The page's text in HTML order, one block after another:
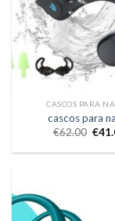
CASCOS PARA
cascos para
€62.00 €